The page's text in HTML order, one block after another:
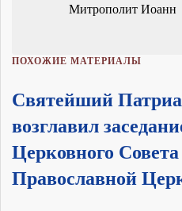
Митрополит Иоанн
ПОХОЖИЕ МАТЕРИАЛЫ
Святейший
возглавил
Церковного
Православной